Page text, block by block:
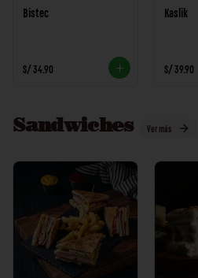
Bistec
S/ 34.90
Kaslik
S/ 39.90
Sandwiches Ver más